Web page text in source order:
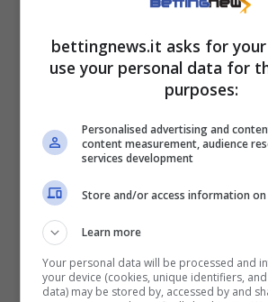
Amburgo): numeri che
confronto a senso unico, così
dei bookmakers che danno
ampiamente favorito (e Lorenzo
praticamente spacciato).
bettingnews.it asks for
use your personal data for
purposes:
Personalised advertising and
content measurement, audience
services development
Store and/or access information on
Learn more
Your personal data will be processed and
your device (cookies, unique identifiers,
data) may be stored by, accessed by and